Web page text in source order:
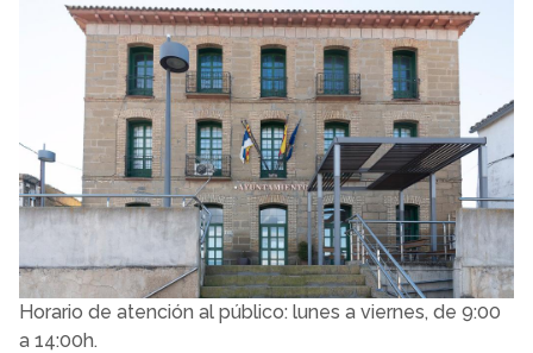
Horario de atención al público: lunes a viernes, de 9:00
a 14:00h.